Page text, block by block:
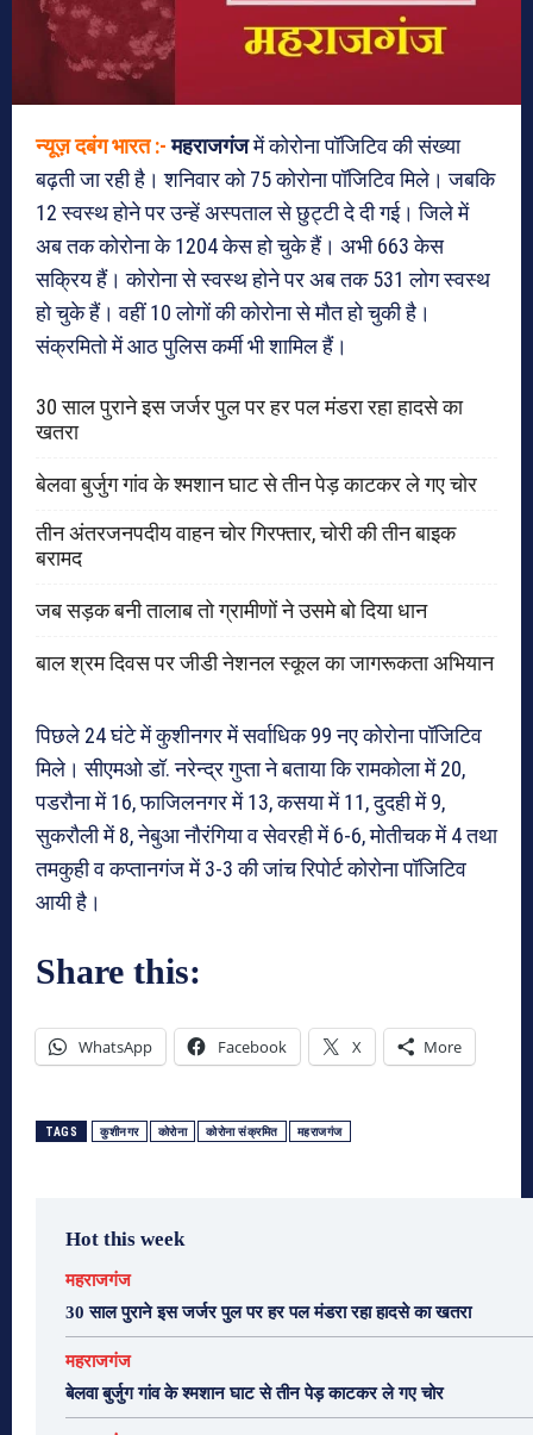
न्यूज़ दबंग भारत :- महराजगंजमें कोरोना पॉजिटिव की संख्या
बढ़ती जा रही है। शनिवार को 75 कोरोना पॉजिटिव मिले। जबकि
12 स्वस्थ होने पर उन्हें अस्पताल से छुट्टी दे दी गई। जिले में
अब तक कोरोना के 1204 केस हो चुके हैं। अभी 663 केस
सक्रिय हैं। कोरोना से स्वस्थ होने पर अब तक 531 लोग स्वस्थ
हो चुके हैं। वहीं 10 लोगों की कोरोना से मौत हो चुकी है।
संक्रमितो में आठ पुलिस कर्मी भी शामिल हैं।
30 साल पुराने इस जर्जर पुल पर हर पल मंडरा रहा हादसे का
खतरा
बेलवा बुर्जुग गांव के श्मशान घाट से तीन पेड़ काटकर ले गए चोर
तीन अंतरजनपदीय वाहन चोर गिरफ्तार, चोरी की तीन बाइक
बरामद
जब सड़क बनी तालाब तो ग्रामीणों ने उसमे बो दिया धान
बाल श्रम दिवस पर जीडी नेशनल स्कूल का जागरूकता अभियान
पिछले 24 घंटे में कुशीनगर में सर्वाधिक 99 नए कोरोना पॉजिटिव
मिले। सीएमओ डॉ. नरेन्द्र गुप्ता ने बताया कि रामकोला में 20,
पडरौना में 16, फाजिलनगर में 13, कसया में 11, दुदही में 9,
सुकरौली में 8, नेबुआ नौरंगिया व सेवरही में 6-6, मोतीचक में 4 तथा
तमकुही व कप्तानगंज में 3-3 की जांच रिपोर्ट कोरोना पॉजिटिव
आयी है।
Share this:
WhatsApp Facebook X More
TAGS कुशीनगर कोरोना कोरोना संक्रमित महराजगंज
Hot this week
महराजगंज
30 साल पुराने इस जर्जर पुल पर हर पल मंडरा रहा हादसे का खतरा
महराजगंज
बेलवा बुर्जुग गांव के श्मशान घाट से तीन पेड़ काटकर ले गए चोर